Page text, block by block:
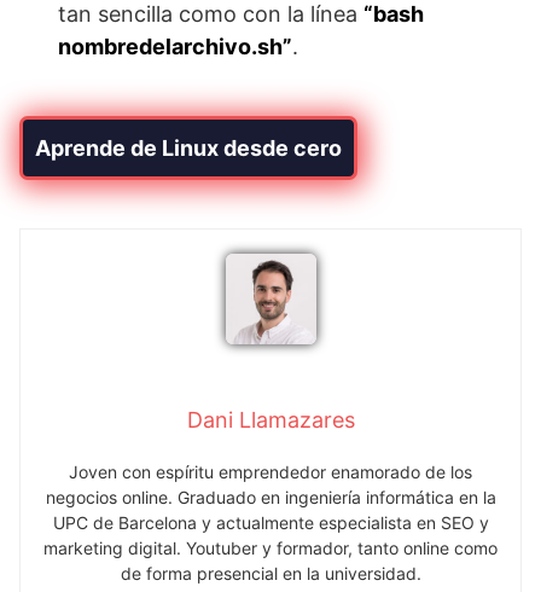
tan sencilla como con la línea “bash
nombredelarchivo.sh”.
Aprende de Linux desde cero
Dani Llamazares
Joven con espíritu emprendedor enamorado de los
negocios online. Graduado en ingeniería informática en la
UPC de Barcelona y actualmente especialista en SEO y
marketing digital. Youtuber y formador, tanto online como
de forma presencial en la universidad.